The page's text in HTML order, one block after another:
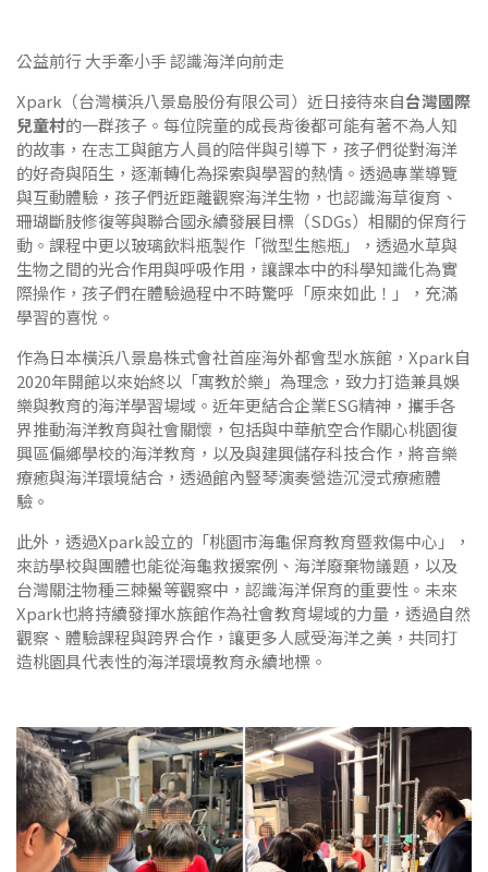
公益前行 大手牽小手 認識海洋向前走
Xpark（台灣橫浜八景島股份有限公司）近日接待來自台灣國際
兒童村的一群孩子。每位院童的成長背後都可能有著不為人知
的故事，在志工與館方人員的陪伴與引導下，孩子們從對海洋
的好奇與陌生，逐漸轉化為探索與學習的熱情。透過專業導覽
與互動體驗，孩子們近距離觀察海洋生物，也認識海草復育、
珊瑚斷肢修復等與聯合國永續發展目標（SDGs）相關的保育行
動。課程中更以玻璃飲料瓶製作「微型生態瓶」，透過水草與
生物之間的光合作用與呼吸作用，讓課本中的科學知識化為實
際操作，孩子們在體驗過程中不時驚呼「原來如此！」，充滿
學習的喜悅。
作為日本橫浜八景島株式會社首座海外都會型水族館，Xpark自
2020年開館以來始終以「寓教於樂」為理念，致力打造兼具娛
樂與教育的海洋學習場域。近年更結合企業ESG精神，攜手各
界推動海洋教育與社會關懷，包括與中華航空合作關心桃園復
興區偏鄉學校的海洋教育，以及與建興儲存科技合作，將音樂
療癒與海洋環境結合，透過館內豎琴演奏營造沉浸式療癒體
驗。
此外，透過Xpark設立的「桃園市海龜保育教育暨救傷中心」，
來訪學校與團體也能從海龜救援案例、海洋廢棄物議題，以及
台灣關注物種三棘鱟等觀察中，認識海洋保育的重要性。未來
Xpark也將持續發揮水族館作為社會教育場域的力量，透過自然
觀察、體驗課程與跨界合作，讓更多人感受海洋之美，共同打
造桃園具代表性的海洋環境教育永續地標。